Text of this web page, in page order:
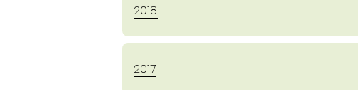
2018
2017